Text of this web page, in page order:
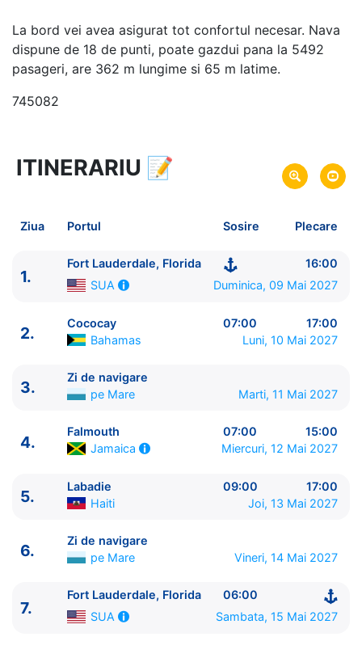
La bord vei avea asigurat tot confortul necesar. Nava
dispune de 18 de punti, poate gazdui pana la 5492
pasageri, are 362 m lungime si 65 m latime.
745082
7 zile vacanta de croaziera in
link oferta
Plecare pe 09 Mai 2027
din Fort Lauderdale,
Sosire pe 15 Mai 2027in Fort Lauderdale, Florida,
SUA
Royal Caribbean International
Allure of the Seas★★★★★
ITINERARIU
Ziua | Portul | Sosire - Plecare
Fort Lauderdale, Florida SUA
⚓ - 16:00
2.
Cococay Bahamas
07:00 - 17:00
ITINERARIU 📝
Ziua Portul Sosire Plecare
1.
Fort Lauderdale, Florida
16:00
SUA
Duminica, 09 Mai 2027
2.
Cococay 07:00
17:00
Bahamas
Luni, 10 Mai 2027
3.
Zi de navigare
pe Mare
Marti, 11 Mai 2027
4.
Falmouth 07:00
15:00
Jamaica
Miercuri, 12 Mai 2027
5.
Labadie 09:00
17:00
Haiti
Joi, 13 Mai 2027
6.
Zi de navigare
pe Mare
Vineri, 14 Mai 2027
7.
Fort Lauderdale, Florida
06:00
SUA
Sambata, 15 Mai 2027